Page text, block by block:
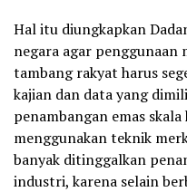
Hal itu diungkapkan
negara agar
tambang rakyat harus
kajian dan data yang
penambangan emas
menggunakan teknik
banyak ditinggalkan
industri, karena selain